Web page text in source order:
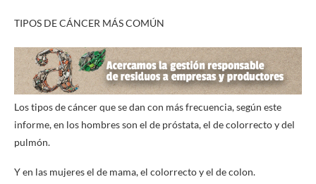
TIPOS DE CÁNCER MÁS COMÚN
Los tipos de cáncer que se dan con más frecuencia, según este
informe, en los hombres son el de próstata, el de colorrecto y del
pulmón.
Y en las mujeres el de mama, el colorrecto y el de colon.